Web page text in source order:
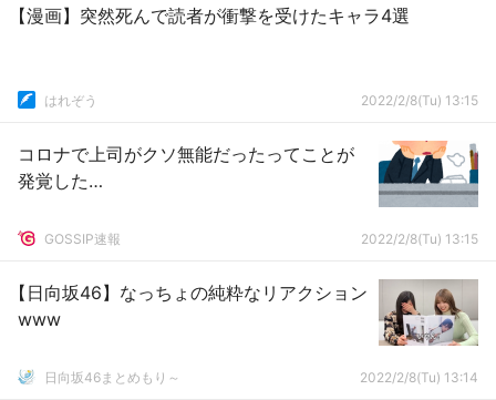
【漫画】突然死んで読者が衝撃を受けたキャラ4選
はれぞう 2022/2/8(Tu) 13:15
コロナで上司がクソ無能だったってことが
発覚した…
GOSSIP速報 2022/2/8(Tu) 13:15
【日向坂46】なっちょの純粋なリアクション
www
日向坂46まとめもり～ 2022/2/8(Tu) 13:14